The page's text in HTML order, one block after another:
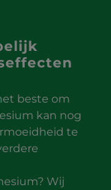
beste om
kan nog
te
Wij